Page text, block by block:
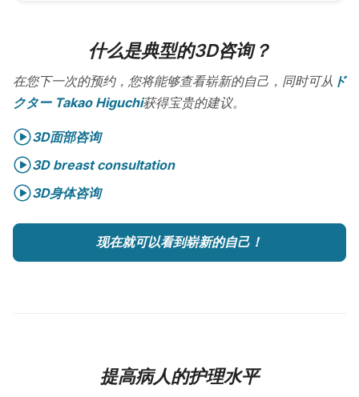
什么是典型的3D咨询？
在您下一次的预约，您将能够查看崭新的自己，同时可从 ド
クター Takao Higuchi获得宝贵的建议。
3D面部咨询
3D breast consultation
3D身体咨询
现在就可以看到崭新的自己！
提高病人的护理水平